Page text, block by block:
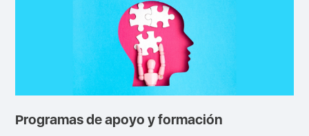
Programas de apoyo y formación